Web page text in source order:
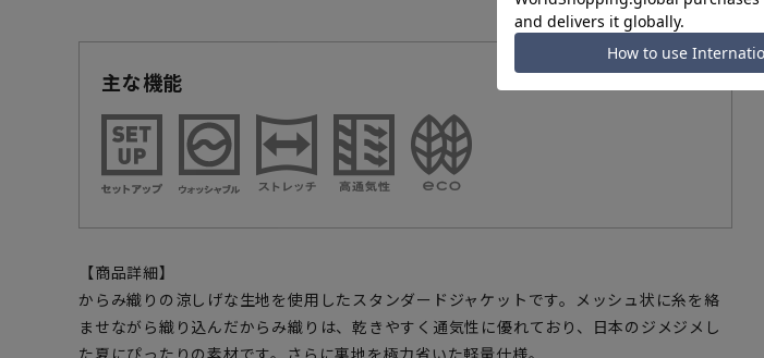
主な機能
【商品詳細】
からみ織りの涼しげな生地を使用したスタンダードジャケットです。メッシュ状に糸を絡
ませながら織り込んだからみ織りは、乾きやすく通気性に優れており、日本のジメジメし